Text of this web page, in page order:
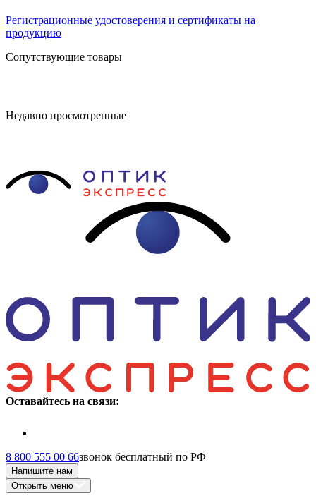
Регистрационные удостоверения и сертификаты на
продукцию
Сопутствующие товары
Недавно просмотренные
Оставайтесь на связи:
8 800 555 00 66звонок бесплатный по РФ
Напишите нам
Открыть меню